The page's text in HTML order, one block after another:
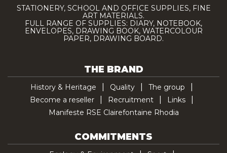
STATIONERY, SCHOOL AND OFFICE SUPPLIES, FINE
ART MATERIALS.
FULL RANGE OF SUPPLIES: DIARY, NOTEBOOK,
ENVELOPES, DRAWING BOOK, WATERCOLOUR
PAPER, DRAWING BOARD.
THE BRAND
History & Heritage Quality
The group
Become a reseller
Recruitment
Links
Manifeste RSE Clairefontaine Rhodia
COMMITMENTS